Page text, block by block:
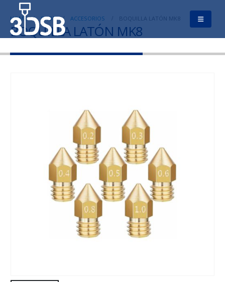
HOME SHOP ACCESORIOS BOQUILLA LATÓN MK8
BOQUILLA LATÓN MK8